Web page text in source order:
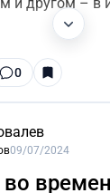
0
09/07/2024